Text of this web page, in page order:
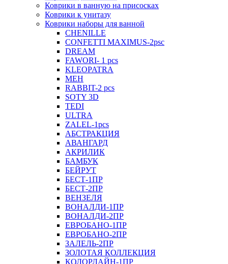
Коврики в ванную на присосках
Коврики к унитазу
Коврики наборы для ванной
CHENILLE
CONFETTI MAXIMUS-2psc
DREAM
FAWORI- 1 pcs
KLEOPATRA
MEH
RABBIT-2 pcs
SOTY 3D
TEDI
ULTRA
ZALEL-1pcs
АБСТРАКЦИЯ
АВАНГАРД
АКРИЛИК
БАМБУК
БЕЙРУТ
БЕСТ-1ПР
БЕСТ-2ПР
ВЕНЗЕЛЯ
ВОНАЛДИ-1ПР
ВОНАЛДИ-2ПР
ЕВРОБАНО-1ПР
ЕВРОБАНО-2ПР
ЗАЛЕЛЬ-2ПР
ЗОЛОТАЯ КОЛЛЕКЦИЯ
КОЛОРЛАЙН-1ПР